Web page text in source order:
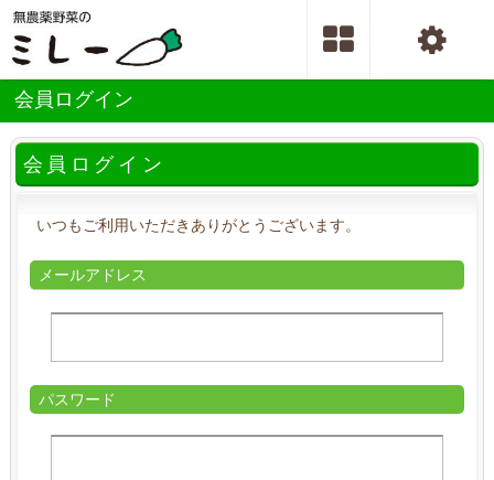
会員ログイン
会員ログイン
いつもご利用いただきありがとうございます。
メールアドレス
パスワード